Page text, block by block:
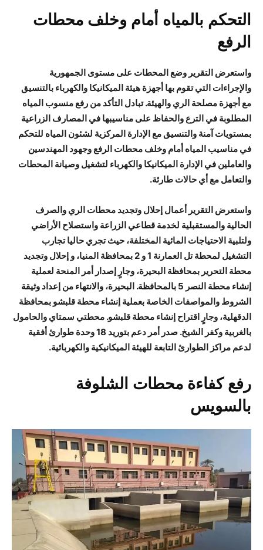
التحكم بالمياه أمام وخلف محطات
الرفع
واستعرض التقرير وضع المحطات على مستوى الجمهورية
والإجراءات التي تقوم بها أجهزة هيئة الميكانيكا والكهرباء بالتنسيق
مع أجهزة مصلحة الري والهيئة.تبادل التأكد من رفع منسوب المياه
المطلوبة في الترع والحفاظ على مناسيبها في المصارف الزراعية
بمستويات آمنة والتنسيق مع الإدارة المركزية لشئون المياه للتحكم
في مناسيب المياه أمام وخلف محطات الرفع وجهود المهندسين
والعاملين في الإدارة الميكانيكا والكهرباء لتشغيل وصيانة المحطات
والتعامل مع أي حالات طارئة.
واستعرض التقرير أعمال إحلال وتجديد محطات الري والصرف
الحالية والمستقبلية لخدمة قطاعي الزراعة واستصلاح الأراضي
ولتلبية الاحتياجات المائية المختلفة، حيث تجري حاليا تجارب
التشغيل لمحطة تل العمارنة 1 و 2 بمحافظة المنيا، و إحلال وتجديد
محطة التحرير بمحافظة البحيرة، وجارٍ إصدار أمر المنحة لعملية
إنشاء محطة النصر 5 بالمحافظة. البحيرة، والانتهاء من إعداد وثيقة
الشروط والمواصفات الخاصة بعملية إنشاء محطة قلبشو بمحافظة
الدقهلية، وجارٍ اقتراح إنشاء محطة قلبشو. محطتي سمتاي والحامول
بالغربية وكفر الشيخ. صدر أمر دعم بتوريد 18 وحدة طوارئ أفقية
لدعم مراكز الطوارئ التابعة للهيئة الميكانيكية والكهربائية.
رفع كفاءة محطات الشلوفة
بالسويس